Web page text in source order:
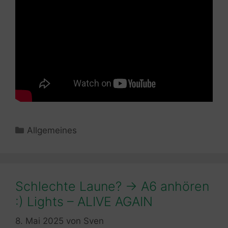
Kategorien
Allgemeines
Schlechte Laune? -> A6 anhören
:) Lights – ALIVE AGAIN
8. Mai 2025 von Sven